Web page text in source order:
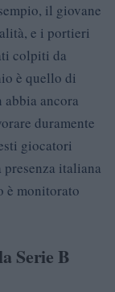
il giovane
e i portieri
colpiti da
è quello di
abbia ancora
duramente
giocatori
italiana
è monitorato
Serie B